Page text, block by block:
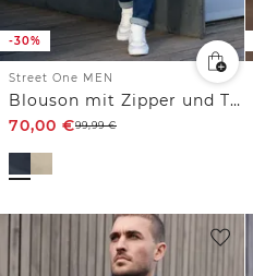
-30%
Street One MEN
Blouson mit Zipper und Taschen
70,00 €99,99€